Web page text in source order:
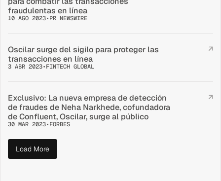
fraudulentas en línea
10 AGO 2023•PR NEWSWIRE
Oscilar surge del sigilo para proteger las
transacciones en línea
↗
3 ABR 2023•FINTECH GLOBAL
Exclusivo: La nueva empresa de detección
de fraudes de Neha Narkhede, cofundadora
de Confluent, Oscilar, surge al público
↗
30 MAR 2023•FORBES
Load More